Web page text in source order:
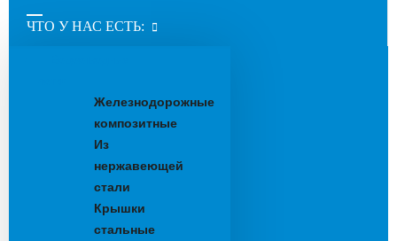
ЧТО У НАС ЕСТЬ:
Железнодорожные
композитные
Из
нержавеющей
стали
Крышки
стальные